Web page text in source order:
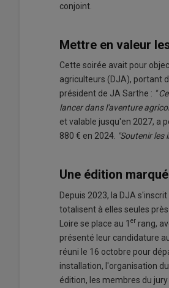
conjoint.
Mettre en valeur
Cette soirée avait pour
agriculteurs (DJA), portant
président de JA Sarthe : "
lancer dans l'aventure
et valable jusqu'en 2027, a
880 € en 2024. "Soutenir les
Une édition
Depuis 2023, la DJA
totalisent à elles seules
Loire se place au 1 er rang,
présenté leur candidature
réuni le 16 octobre pour
installation, l'organisation
édition, les membres du